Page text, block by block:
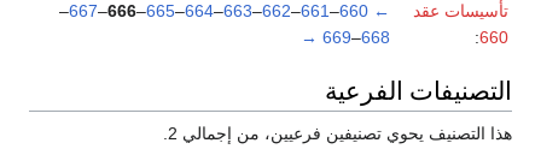
تأسيسات عقد
660
:
←
660
–
661
–
662
–
663
–
664
–
665
–
666
–
667
–
668
–
669
→
التصنيفات الفرعية
هذا التصنيف يحوي تصنيفين فرعيين، من إجمالي 2.